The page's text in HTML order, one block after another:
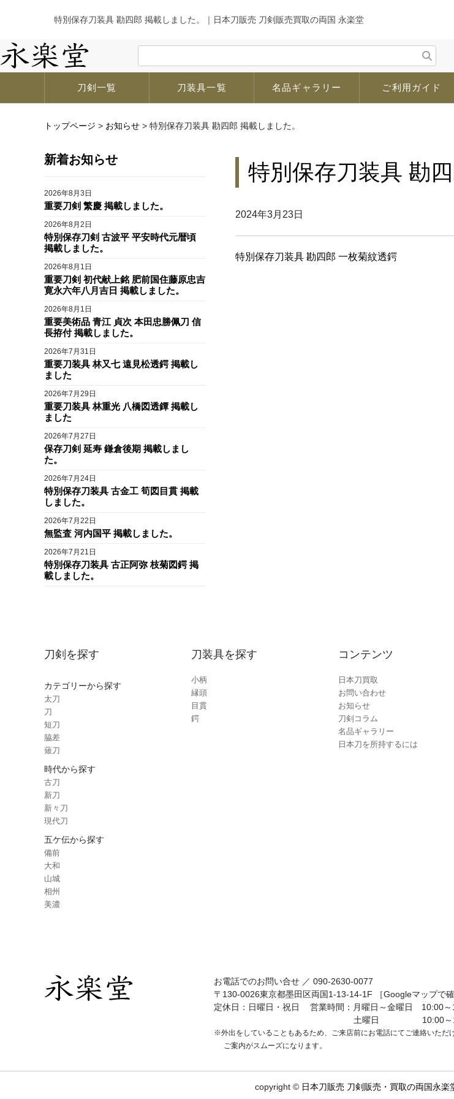
特別保存刀装具 勘四郎 掲載しました。｜日本刀販売 刀剣販売買取の両国 永楽堂
刀剣一覧 刀装具一覧 名品ギャラリー ご利用ガイド
トップページ > お知らせ > 特別保存刀装具 勘四郎 掲載しました。
特別保存刀装具 勘
2024年3月23日
特別保存刀装具 勘四郎 一枚菊紋透鍔
新着お知らせ
2026年8月3日
重要刀剣 繁慶 掲載しました。
2026年8月2日
特別保存刀剣 古波平 平安時代元暦頃
掲載しました。
2026年8月1日
重要刀剣 初代献上銘 肥前国住藤原忠吉
寛永六年八月吉日 掲載しました。
2026年8月1日
重要美術品 青江 貞次 本田忠勝佩刀 信
長拵付 掲載しました。
2026年7月31日
重要刀装具 林又七 遠見松透鍔 掲載し
ました
2026年7月29日
重要刀装具 林重光 八橋図透鐔 掲載し
ました
2026年7月27日
保存刀剣 延寿 鎌倉後期 掲載しまし
た。
2026年7月24日
特別保存刀装具 古金工 筍図目貫 掲載
しました。
2026年7月22日
無監査 河内国平 掲載しました。
2026年7月21日
特別保存刀装具 古正阿弥 枝菊図鍔 掲
載しました。
刀剣を探す
カテゴリーから探す
太刀
刀
短刀
脇差
薙刀
時代から探す
古刀
新刀
新々刀
現代刀
五ケ伝から探す
備前
大和
山城
相州
美濃
刀装具を探す
小柄
縁頭
目貫
鍔
コンテンツ
日本刀買取
お問い合わせ
お知らせ
刀剣コラム
名品ギャラリー
日本刀を所持するには
お電話でのお問い合せ ／ 090-2630-0077
〒130-0026東京都墨田区両国1-13-14-1F
［Googleマップで
定休日：日曜日・祝日
営業時間：月曜日～金曜日 10:00～
土曜日 10:00～
※外出をしていることもあるため、ご来店前にお電話にてご連絡いただ
ご案内がスムーズになります。
copyright © 日本刀販売 刀剣販売・買取の両国永楽